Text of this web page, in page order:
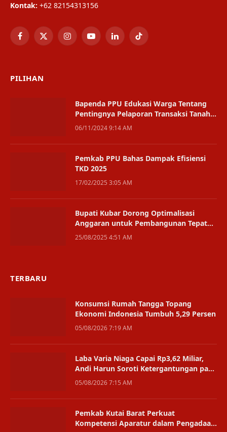
Kontak: +62 82154313156
Facebook
X
InstagramYouTubeLinkedInTikTok
PILIHAN
Bapenda PPU Edukasi Warga Tentang
Pentingnya Pelaporan Transaksi Tanah
Secara Real-Time
06/11/2024 9:14 AM
Pemkab PPU Bahas Dampak Efisiensi
TKD 2025
17/02/2025 3:05 AM
Bupati Kubar Dorong Optimalisasi
Anggaran untuk Pembangunan Tepat
Sasaran
25/08/2025 4:51 AM
TERBARU
Konsumsi Rumah Tangga Topang
Ekonomi Indonesia Tumbuh 5,29 Persen
05/08/2026 7:19 AM
Laba Varia Niaga Capai Rp3,62 Miliar,
Andi Harun Soroti Ketergantungan pada
Satu Bisnis
05/08/2026 7:15 AM
Pemkab Kutai Barat Perkuat
Kompetensi Aparatur dalam Pengadaan